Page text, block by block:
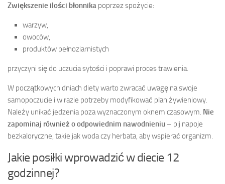
Zwiększenie ilości błonnika poprzez spożycie:
warzyw,
owoców,
produktów pełnoziarnistych
przyczyni się do uczucia sytości i poprawi proces trawienia.
W początkowych dniach diety warto zwracać uwagę na swoje
samopoczucie i w razie potrzeby modyfikować plan żywieniowy.
Należy unikać jedzenia poza wyznaczonym oknem czasowym. Nie
zapominaj również o odpowiednim nawodnieniu – pij napoje
bezkaloryczne, takie jak woda czy herbata, aby wspierać organizm.
Jakie posiłki wprowadzić w diecie 12
godzinnej?